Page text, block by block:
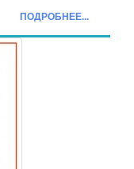
ПОДРОБНЕЕ...